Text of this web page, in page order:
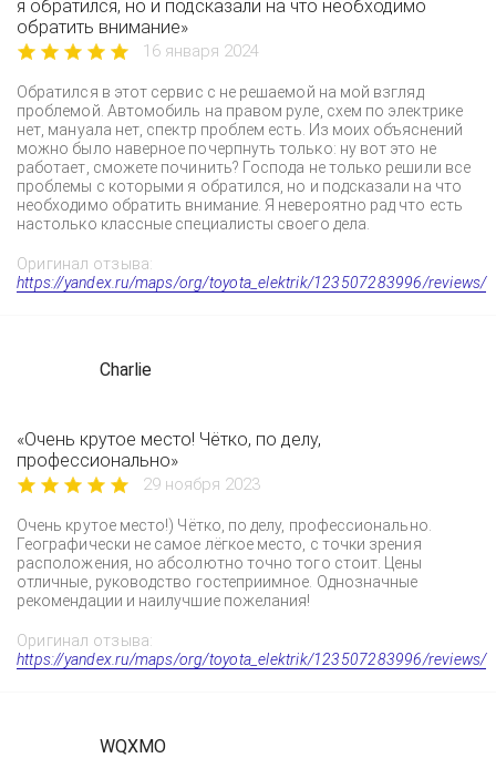
я обратился, но и подсказали на что необходимо
обратить внимание»
16 января 2024
Обратился в этот сервис с не решаемой на мой взгляд
проблемой. Автомобиль на правом руле, схем по электрике
нет, мануала нет, спектр проблем есть. Из моих объяснений
можно было наверное почерпнуть только: ну вот это не
работает, сможете починить? Господа не только решили все
проблемы с которыми я обратился, но и подсказали на что
необходимо обратить внимание. Я невероятно рад что есть
настолько классные специалисты своего дела.
Оригинал отзыва:
https://yandex.ru/maps/org/toyota_elektrik/123507283996/reviews/
Charlie
«Очень крутое место! Чётко, по делу,
профессионально»
29 ноября 2023
Очень крутое место!) Чётко, по делу, профессионально.
Географически не самое лёгкое место, с точки зрения
расположения, но абсолютно точно того стоит. Цены
отличные, руководство гостеприимное. Однозначные
рекомендации и наилучшие пожелания!
Оригинал отзыва:
https://yandex.ru/maps/org/toyota_elektrik/123507283996/reviews/
WQXMO